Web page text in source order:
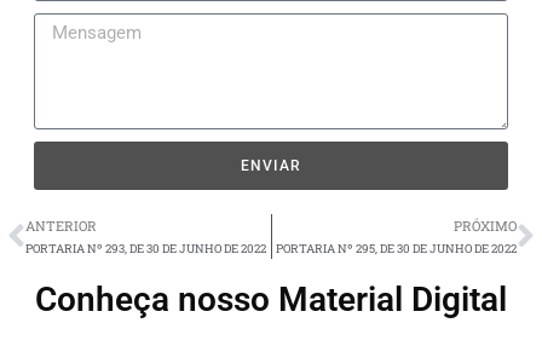
ENVIAR
ANTERIOR
PORTARIA Nº 293, DE 30 DE JUNHO DE 2022
PRÓXIMO
PORTARIA Nº 295, DE 30 DE JUNHO DE 2022
Conheça nosso Material Digital